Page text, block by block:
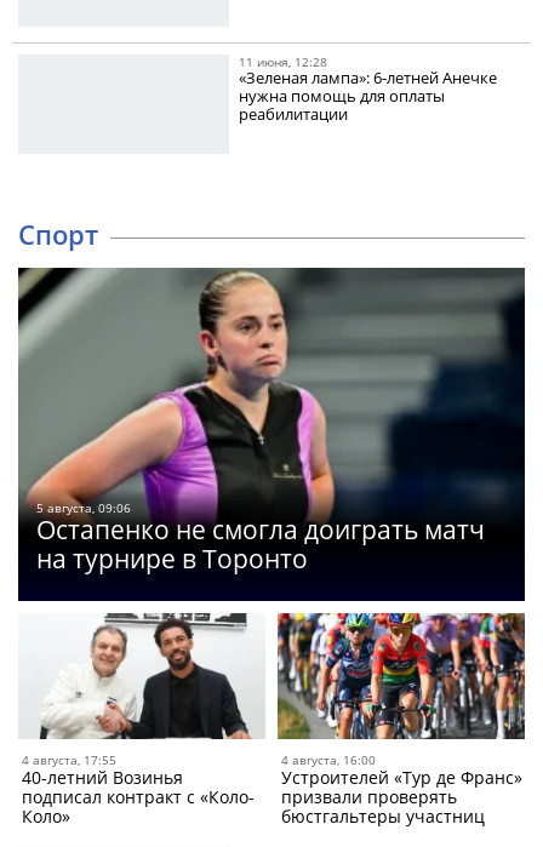
11 июня, 12:28
«Зеленая лампа»: 6-летней Анечке
нужна помощь для оплаты
реабилитации
Спорт
5 августа, 09:06
Остапенко не смогла доиграть матч
на турнире в Торонто
4 августа, 17:55
40-летний Возинья
подписал контракт с «Коло-
Коло»
4 августа, 16:00
Устроителей «Тур де Франс»
призвали проверять
бюстгальтеры участниц